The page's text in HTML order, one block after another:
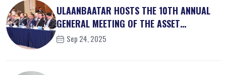
ULAANBAATAR HOSTS THE 10TH ANNUAL
GENERAL MEETING OF THE ASSET
RECOVER...
Sep 24, 2025